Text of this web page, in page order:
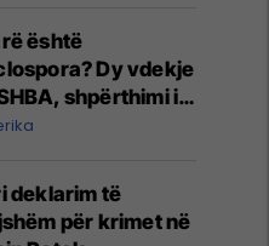
është
Dy vdekje
shpërthimi i
e vë
deklarim të
për krimet në